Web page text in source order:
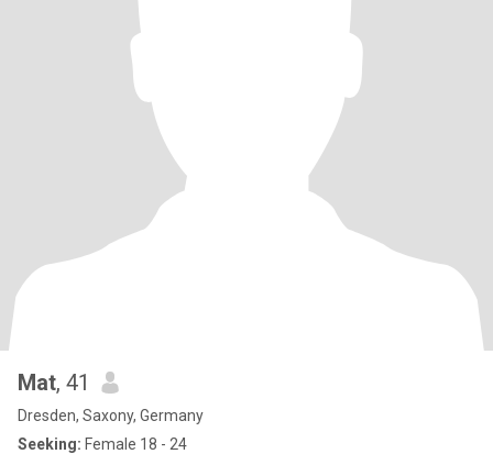
Mat, 41
Dresden, Saxony, Germany
Seeking: Female 18 - 24